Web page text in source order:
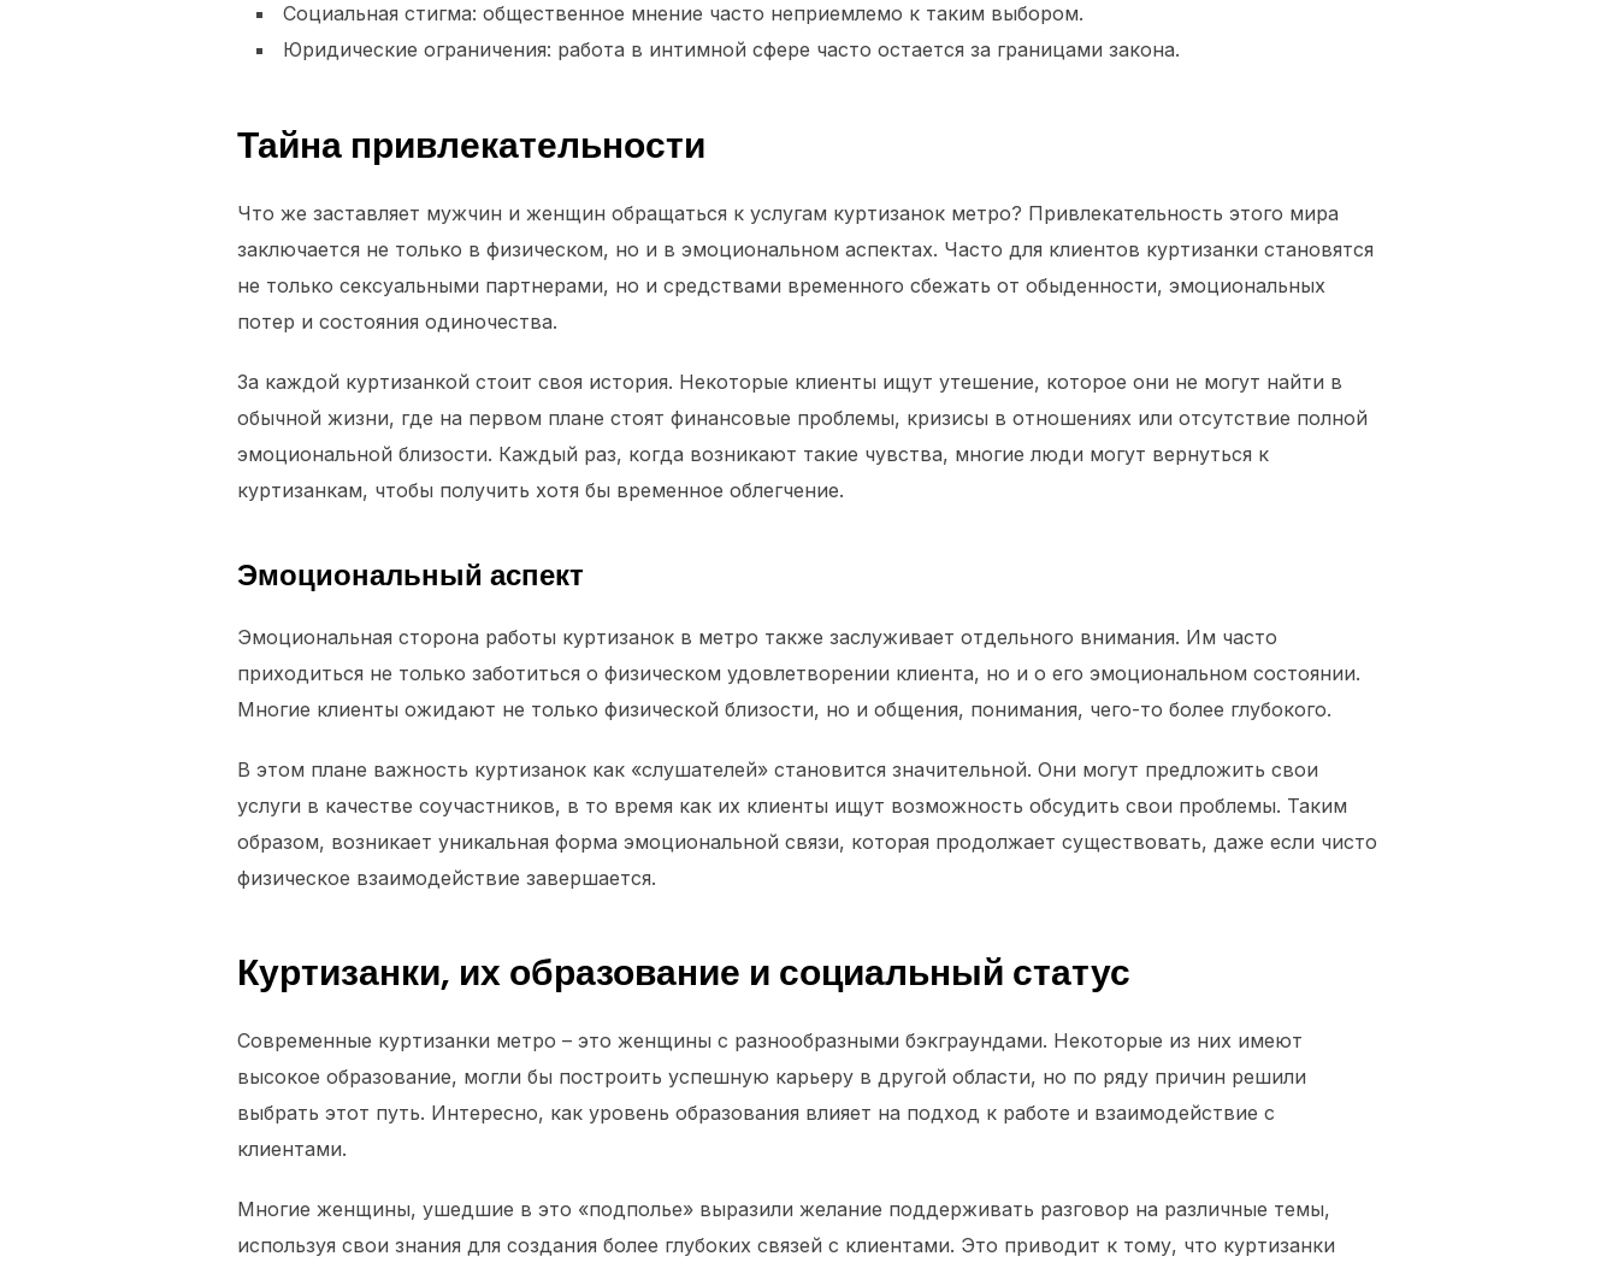
Социальная стигма: общественное мнение часто неприемлемо к таким выбором.
Юридические ограничения: работа в интимной сфере часто остается за границами закона.
Тайна привлекательности
Что же заставляет мужчин и женщин обращаться к услугам куртизанок метро? Привлекательность этого мира
заключается не только в физическом, но и в эмоциональном аспектах. Часто для клиентов куртизанки становятся
не только сексуальными партнерами, но и средствами временного сбежать от обыденности, эмоциональных
потер и состояния одиночества.
За каждой куртизанкой стоит своя история. Некоторые клиенты ищут утешение, которое они не могут найти в
обычной жизни, где на первом плане стоят финансовые проблемы, кризисы в отношениях или отсутствие полной
эмоциональной близости. Каждый раз, когда возникают такие чувства, многие люди могут вернуться к
куртизанкам, чтобы получить хотя бы временное облегчение.
Эмоциональный аспект
Эмоциональная сторона работы куртизанок в метро также заслуживает отдельного внимания. Им часто
приходиться не только заботиться о физическом удовлетворении клиента, но и о его эмоциональном состоянии.
Многие клиенты ожидают не только физической близости, но и общения, понимания, чего-то более глубокого.
В этом плане важность куртизанок как «слушателей» становится значительной. Они могут предложить свои
услуги в качестве соучастников, в то время как их клиенты ищут возможность обсудить свои проблемы. Таким
образом, возникает уникальная форма эмоциональной связи, которая продолжает существовать, даже если чисто
физическое взаимодействие завершается.
Куртизанки, их образование и социальный статус
Современные куртизанки метро – это женщины с разнообразными бэкграундами. Некоторые из них имеют
высокое образование, могли бы построить успешную карьеру в другой области, но по ряду причин решили
выбрать этот путь. Интересно, как уровень образования влияет на подход к работе и взаимодействие с
клиентами.
Многие женщины, ушедшие в это «подполье» выразили желание поддерживать разговор на различные темы,
используя свои знания для создания более глубоких связей с клиентами. Это приводит к тому, что куртизанки